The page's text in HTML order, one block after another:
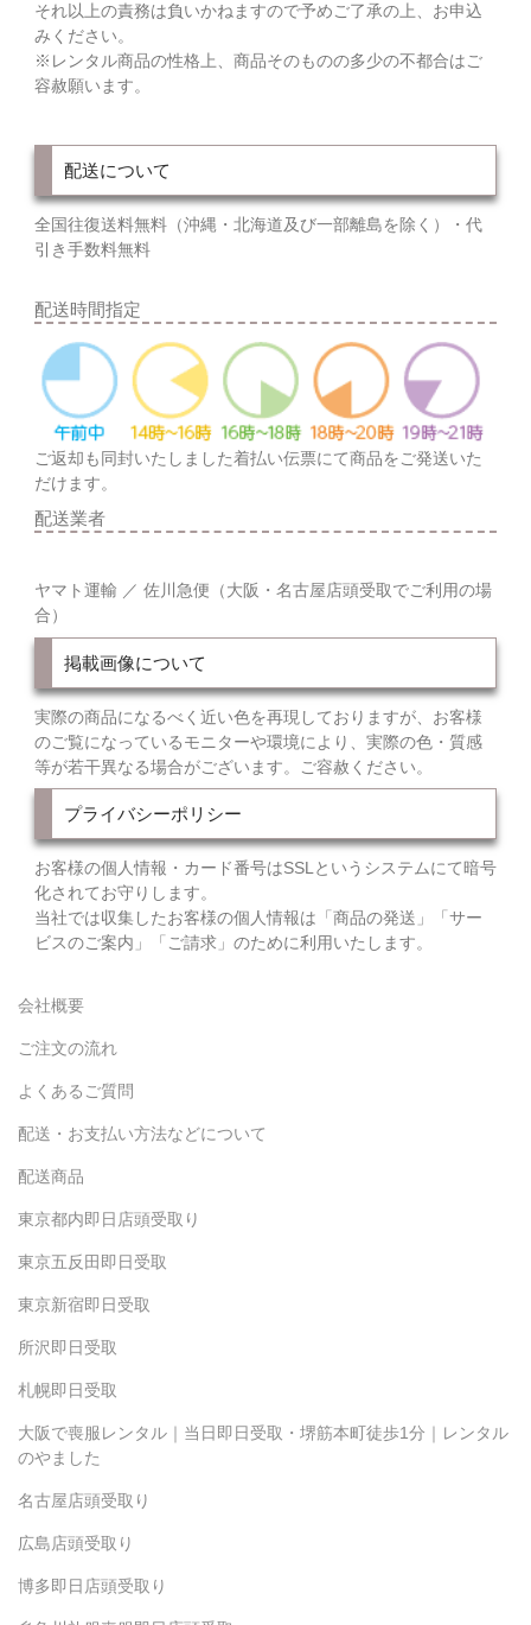
それ以上の責務は負いかねますので予めご了承の上、お申込
みください。
※レンタル商品の性格上、商品そのものの多少の不都合はご
容赦願います。
配送について
全国往復送料無料（沖縄・北海道及び一部離島を除く）・代
引き手数料無料
配送時間指定
ご返却も同封いたしました着払い伝票にて商品をご発送いた
だけます。
配送業者
ヤマト運輸 ／ 佐川急便（大阪・名古屋店頭受取でご利用の場
合）
掲載画像について
実際の商品になるべく近い色を再現しておりますが、お客様
のご覧になっているモニターや環境により、実際の色・質感
等が若干異なる場合がございます。ご容赦ください。
プライバシーポリシー
お客様の個人情報・カード番号はSSLというシステムにて暗号
化されてお守りします。
当社では収集したお客様の個人情報は「商品の発送」「サー
ビスのご案内」「ご請求」のために利用いたします。
会社概要
ご注文の流れ
よくあるご質問
配送・お支払い方法などについて
配送商品
東京都内即日店頭受取り
東京五反田即日受取
東京新宿即日受取
所沢即日受取
札幌即日受取
大阪で喪服レンタル｜当日即日受取・堺筋本町徒歩1分｜レンタル
のやました
名古屋店頭受取り
広島店頭受取り
博多即日店頭受取り